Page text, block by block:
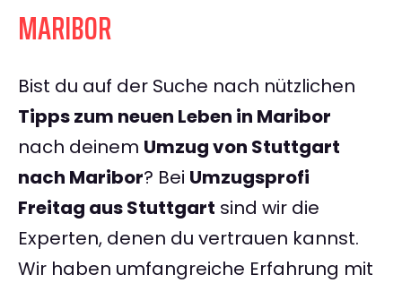
MARIBOR
Bist du auf der Suche nach nützlichen
Tipps zum neuen Leben in Maribor
nach deinem Umzug von Stuttgart
nach Maribor? Bei Umzugsprofi
Freitag aus Stuttgart sind wir die
Experten, denen du vertrauen kannst.
Wir haben umfangreiche Erfahrung mit